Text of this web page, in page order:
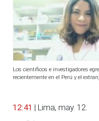
Los científicos e investigadores
recientemente en el Perú y el
12:41 | Lima, may. 12.